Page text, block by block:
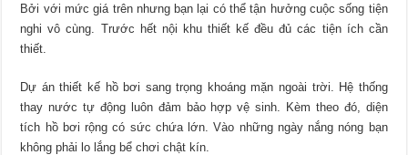
Bởi với mức giá trên nhưng bạn lại có thể tận hưởng cuộc sống tiện
nghi vô cùng. Trước hết nội khu thiết kế đều đủ các tiện ích cần
thiết.
Dự án thiết kế hồ bơi sang trọng khoáng mặn ngoài trời. Hệ thống
thay nước tự động luôn đảm bảo hợp vệ sinh. Kèm theo đó, diện
tích hồ bơi rộng có sức chứa lớn. Vào những ngày nắng nóng bạn
không phải lo lắng bể chơi chật kín.